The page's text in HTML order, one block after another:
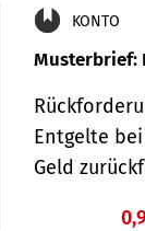
KONTO
Musterbrief:
Entgelte
Geld